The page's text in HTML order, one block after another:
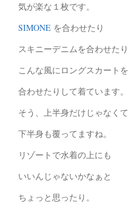
気が楽な１枚です。
SIMONE を合わせたり
スキニーデニムを合わせたり
こんな風にロングスカートを
合わせたりして着ています。
そう、上半身だけじゃなくて
下半身も覆ってますね。
リゾートで水着の上にも
いいんじゃないかなぁと
ちょっと思ったり。